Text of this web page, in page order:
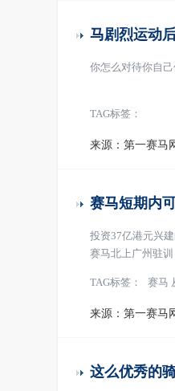
马剧烈运动
你怎么对待你自
TAG标签：
来源：第一赛马
赛马短期内
投资37亿港元兴
赛马北上广州驻
TAG标签： 赛马
来源：第一赛马
这么优秀的